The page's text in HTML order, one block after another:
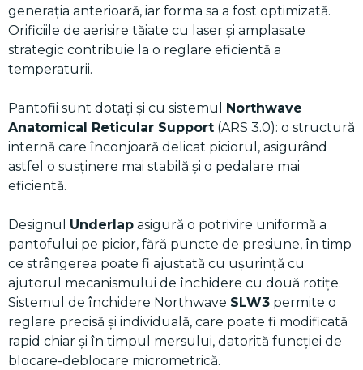
generația anterioară, iar forma sa a fost optimizată.
Orificiile de aerisire tăiate cu laser și amplasate
strategic contribuie la o reglare eficientă a
temperaturii.
Pantofii sunt dotați și cu sistemul Northwave
Anatomical Reticular Support (ARS 3.0): o structură
internă care înconjoară delicat piciorul, asigurând
astfel o susținere mai stabilă și o pedalare mai
eficientă.
Designul Underlap asigură o potrivire uniformă a
pantofului pe picior, fără puncte de presiune, în timp
ce strângerea poate fi ajustată cu ușurință cu
ajutorul mecanismului de închidere cu două rotițe.
Sistemul de închidere Northwave SLW3 permite o
reglare precisă și individuală, care poate fi modificată
rapid chiar și în timpul mersului, datorită funcției de
blocare-deblocare micrometrică.